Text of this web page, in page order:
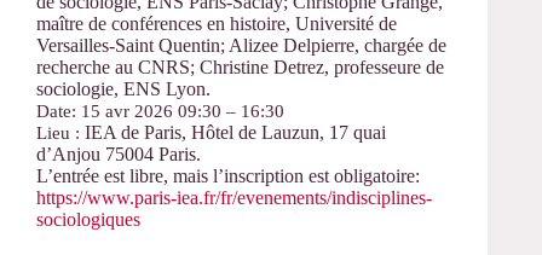
maître de conférences en histoire, Université de
Versailles-Saint Quentin; Alizee Delpierre, chargée de
recherche au CNRS; Christine Detrez, professeure de
sociologie, ENS Lyon.
Date: 15 avr 2026 09:30 – 16:30
Lieu : IEA de Paris, Hôtel de Lauzun, 17 quai
d’Anjou 75004 Paris.
L’entrée est libre, mais l’inscription est obligatoire:
https://www.paris-iea.fr/fr/evenements/indisciplines-
sociologiques